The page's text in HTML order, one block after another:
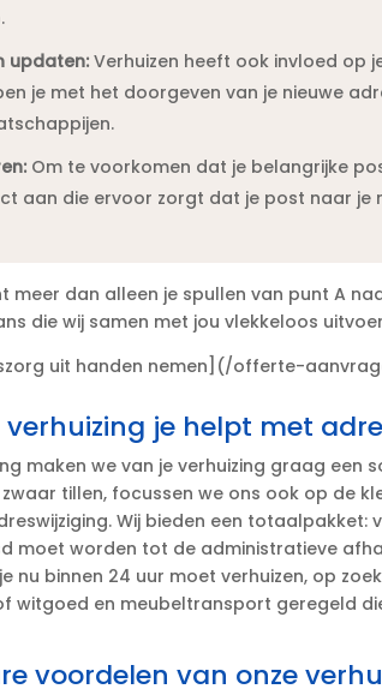
updaten:Verhuizen heeft ook invloed op
je met het doorgeven van je nieuwe
Om te voorkomen dat je belangrijke
aan die ervoor zorgt dat je post naar je
meer dan alleen je spullen van punt A
die wij samen met jou vlekkeloos
uit handen nemen](/offerte-
verhuizing je helpt met
maken we van je verhuizing graag een
tillen, focussen we ons ook op de
Wij bieden een totaalpakket:
moet worden tot de administratieve
nu binnen 24 uur moet verhuizen, op
witgoed en meubeltransport geregeld
voordelen van onze